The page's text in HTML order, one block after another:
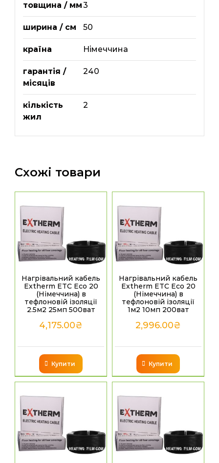
товщина / мм3
ширина / см 50
країна Німеччина
гарантія /
місяців
240
кількість
жил
2
Схожі товари
Нагрівальний кабель
Extherm ETC Eco 20
(Німеччина) в
тефлоновій ізоляції
2.5м2 25мп 500ват
4,175.00₴
Купити
Нагрівальний кабель
Extherm ETC Eco 20
(Німеччина) в
тефлоновій ізоляції
1м2 10мп 200ват
2,996.00₴
Купити